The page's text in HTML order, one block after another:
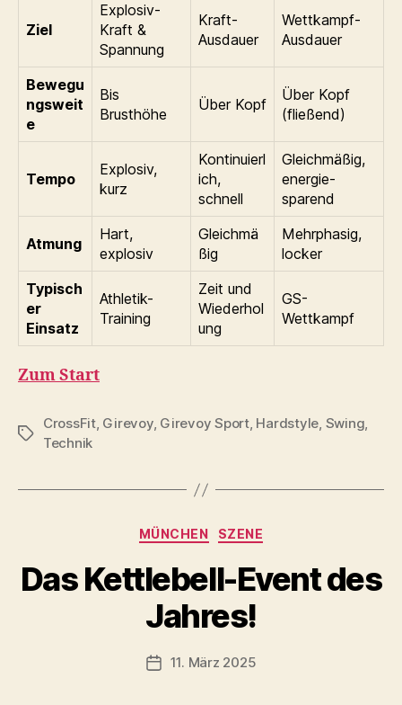
Ziel
Explosiv-
Kraft &
Spannung
Kraft-
Ausdauer
Wettkampf-
Ausdauer
Bewegu
ngsweit
e
Bis
Brusthöhe
Über Kopf
Über Kopf
(fließend)
Tempo
Explosiv,
kurz
Kontinuierl
ich,
schnell
Gleichmäßig,
energie-
sparend
Atmung
Hart,
explosiv
Gleichmä
ßig
Mehrphasig,
locker
Typisch
er
Einsatz
Athletik-
Training
Zeit und
Wiederhol
ung
GS-
Wettkampf
Zum Start
Schlagwörter
CrossFit, Girevoy, Girevoy Sport, Hardstyle, Swing,
Technik
Kategorien
MÜNCHEN SZENE
Das Kettlebell-Event des
Jahres!
Beitragsautor
o
n
b
-
c
Beitragsdatum
11. März 2025